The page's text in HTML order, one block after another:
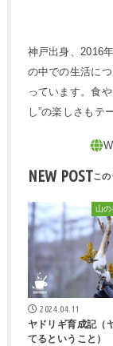
神戸出身、2016
の中での生活に
っています。食
し”の楽しさもテ
NEW POST
山
2024.04.11
ヤドリギ育成記（
てるということ）